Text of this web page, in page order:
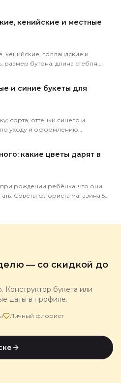
кенийские и местные
кенийские, голландские и
размер бутона, длина стебля,
и синие букеты для
сорта, оттенки синего и
уходу и оформлению
какие цветы дарят в
рождении ребёнка, что они
Советы флориста магазина 5
— со скидкой до
Конструктор букета или
даты в профиле.
Личный флорист